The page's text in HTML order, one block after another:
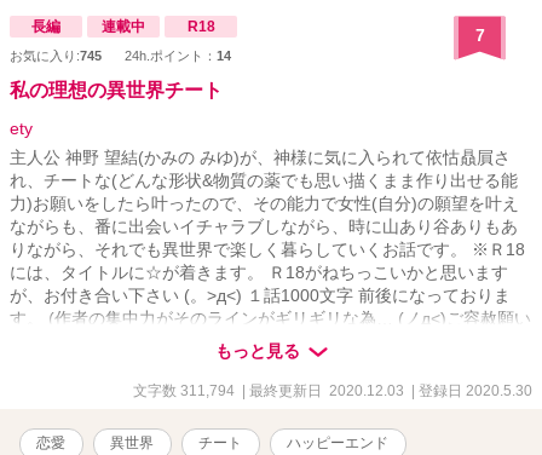
長編 連載中 R18
お気に入り:745 24h.ポイント： 14
7
私の理想の異世界チート
ety
主人公 神野 望結(かみの みゆ)が、神様に気に入られて依怙贔屓さ
れ、チートな(どんな形状&物質の薬でも思い描くまま作り出せる能
力)お願いをしたら叶ったので、その能力で女性(自分)の願望を叶え
ながらも、番に出会いイチャラブしながら、時に山あり谷ありもあ
りながら、それでも異世界で楽しく暮らしていくお話です。 ※Ｒ18
には、タイトルに☆が着きます。 Ｒ18がねちっこいかと思います
が、お付き合い下さい (。>д<) １話1000文字 前後になっておりま
す。 (作者の集中力がそのラインがギリギリな為… (ノд<)ご容赦願い
もっと見る
文字数 311,794 | 最終更新日 2020.12.03 | 登録日 2020.5.30
恋愛 異世界 チート ハッピーエンド